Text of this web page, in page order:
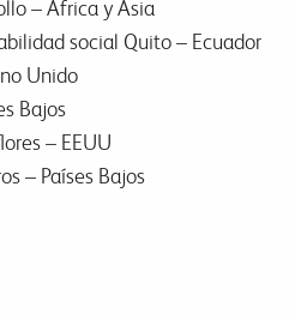
– África y Asia
social Quito – Ecuador
Unido
Bajos
– EEUU
– Países Bajos